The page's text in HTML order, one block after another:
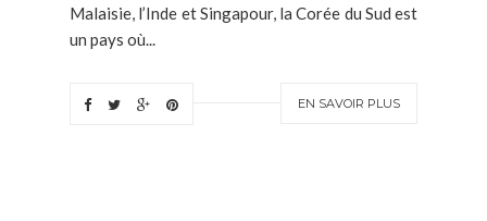
Malaisie, l’Inde et Singapour, la Corée du Sud est
un pays où...
EN SAVOIR PLUS